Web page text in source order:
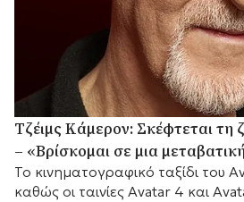
Τζέιμς Κάμερον: Σκέφτεται
– «Βρίσκομαι σε μια
Το κινηματογραφικό ταξίδι του
καθώς οι ταινίες Avatar 4 και